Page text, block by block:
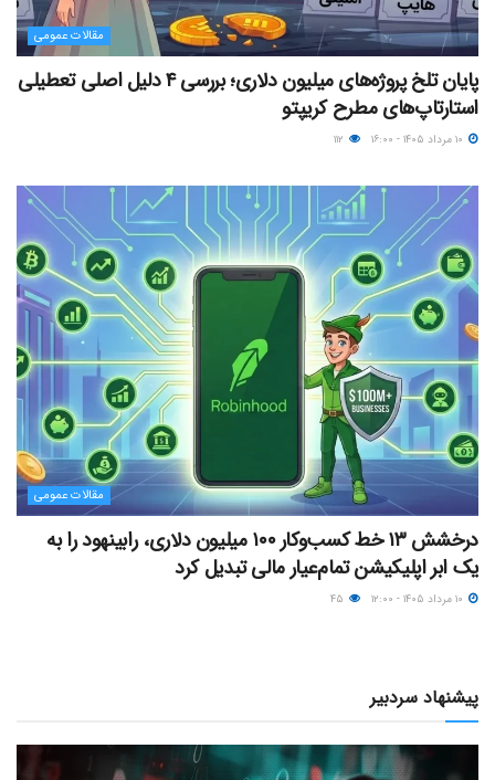
مقالات عمومی
پایان تلخ پروژه‌های میلیون دلاری؛ بررسی ۴ دلیل اصلی تعطیلی
استارتاپ‌های مطرح کریپتو
مقالات عمومی
درخشش ۱۳ خط کسب‌وکار ۱۰۰ میلیون دلاری، رابینهود را به
یک ابر اپلیکیشن تمام‌عیار مالی تبدیل کرد
پیشنهاد سردبیر